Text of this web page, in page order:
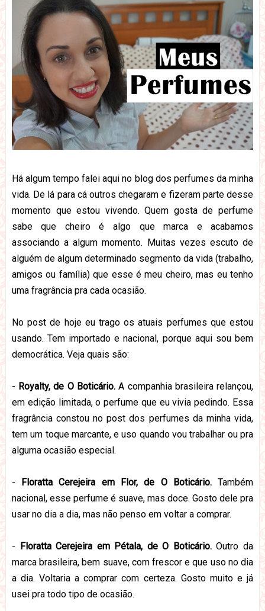
Há algum tempo falei aqui no blog dos perfumes da minha
vida. De lá para cá outros chegaram e fizeram parte desse
momento que estou vivendo. Quem gosta de perfume
sabe que cheiro é algo que marca e acabamos
associando a algum momento. Muitas vezes escuto de
alguém de algum determinado segmento da vida (trabalho,
amigos ou família) que esse é meu cheiro, mas eu tenho
uma fragrância pra cada ocasião.
No post de hoje eu trago os atuais perfumes que estou
usando. Tem importado e nacional, porque aqui sou bem
democrática. Veja quais são:
- Royalty, de O Boticário. A companhia brasileira relançou,
em edição limitada, o perfume que eu vivia pedindo. Essa
fragrância constou no post dos perfumes da minha vida,
tem um toque marcante, e uso quando vou trabalhar ou pra
alguma ocasião especial.
- Floratta Cerejeira em Flor, de O Boticário.Também
nacional, esse perfume é suave, mas doce. Gosto dele pra
usar no dia a dia, mas não penso em voltar a comprar.
- Floratta Cerejeira em Pétala, de O Boticário.Outro da
marca brasileira, bem suave, com frescor e que uso no dia
a dia. Voltaria a comprar com certeza. Gosto muito e já
usei pra todo tipo de ocasião.